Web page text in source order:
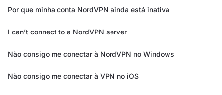
Por que minha conta NordVPN ainda está inativa
I can’t connect to a NordVPN server
Não consigo me conectar à NordVPN no Windows
Não consigo me conectar à VPN no iOS